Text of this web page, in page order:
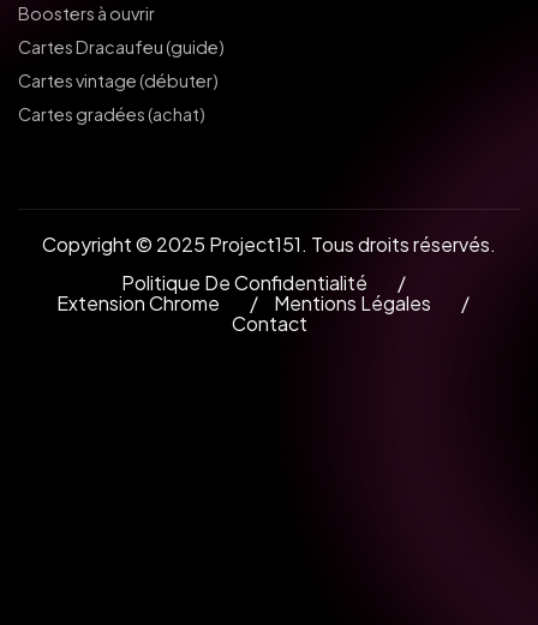
Boosters à ouvrir
Cartes Dracaufeu (guide)
Cartes vintage (débuter)
Cartes gradées (achat)
Copyright © 2025 Project151. Tous droits réservés.
Politique De Confidentialité
Extension Chrome
Mentions Légales
Contact